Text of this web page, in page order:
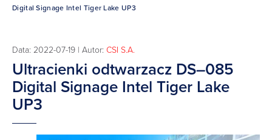
Digital Signage Intel Tiger Lake UP3
Data: 2022-07-19 | Autor: CSI S.A.
Ultracienki odtwarzacz DS–085
Digital Signage Intel Tiger Lake
UP3